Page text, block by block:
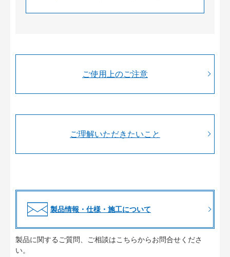
ご使用上のご注意
ご理解いただきたいこと
製品情報・仕様・施工について
製品に関するご質問、ご相談はこちらからお問合せくださ
い。